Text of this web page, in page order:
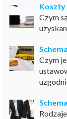
Koszty
Czym
Czym